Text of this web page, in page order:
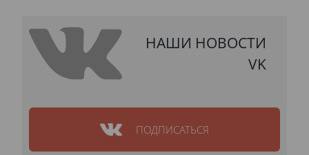
НАШИ НОВОСТИ
VK
ПОДПИСАТЬСЯ